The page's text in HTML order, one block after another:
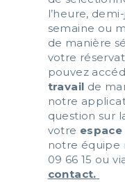
l’heure,
semaine ou
de manière
votre
pouvez
travail de
notre
question sur
votre
notre équipe
09 66 15 ou
contact.